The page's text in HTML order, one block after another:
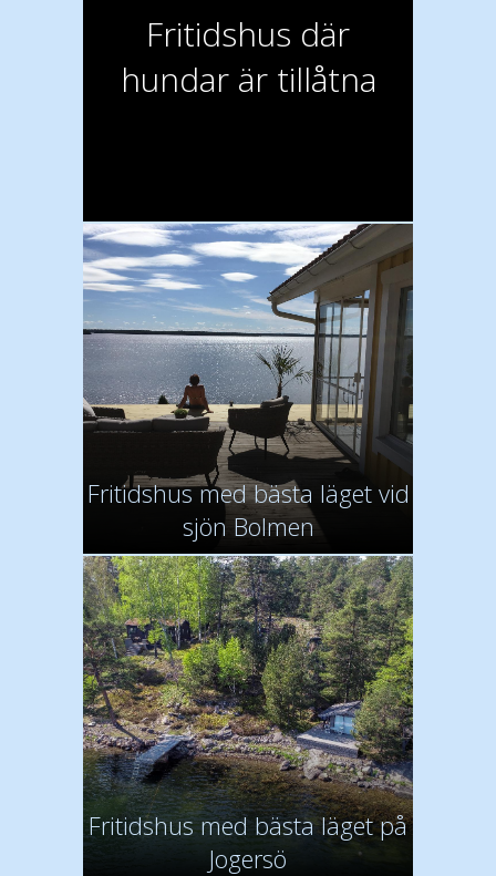
Fritidshus där
hundar är tillåtna
Fritidshus med bästa läget vid
sjön Bolmen
Fritidshus med bästa läget på
Jogersö